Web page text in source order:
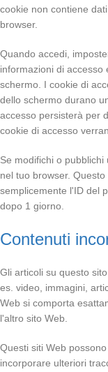
cookie non contiene
browser.
Quando accedi,
informazioni di accesso
schermo. I cookie di
dello schermo durano
accesso persisterà per
cookie di accesso
Se modifichi o
nel tuo browser.
semplicemente l'ID del
dopo 1 giorno.
Contenuti
Gli articoli su questo
es. video, immagini,
Web si comporta
l'altro sito Web.
Questi siti Web
incorporare ulteriori